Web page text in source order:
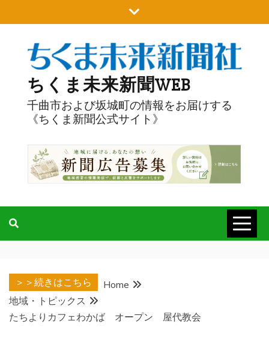
to
ちくま未来新聞WEB
千曲市および坂城町の情報をお届けする
《ちくま新聞公式サイト》
＞＞続きはこちら
Home
地域・トピックス
たちよりカフェわかば オープン 屋代教会